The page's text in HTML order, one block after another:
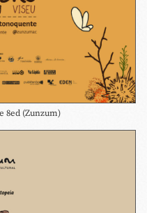
8ed (Zunzum)